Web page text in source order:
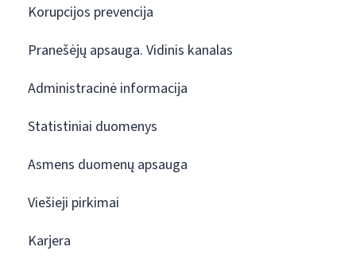
Korupcijos prevencija
Pranešėjų apsauga. Vidinis kanalas
Administracinė informacija
Statistiniai duomenys
Asmens duomenų apsauga
Viešieji pirkimai
Karjera